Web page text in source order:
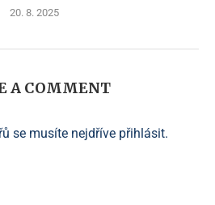
20. 8. 2025
A COMMENT
se musíte nejdříve přihlásit.